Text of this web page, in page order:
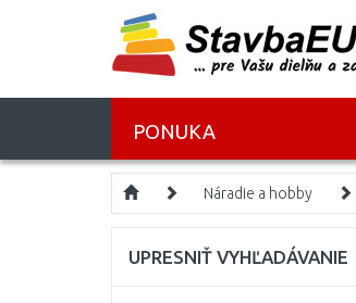
PONUKA
Náradie a hobby
UPRESNIŤ VYHĽADÁVANIE